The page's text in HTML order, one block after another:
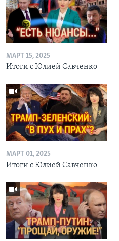
МАРТ 15, 2025
Итоги с Юлией Савченко
МАРТ 01, 2025
Итоги с Юлией Савченко